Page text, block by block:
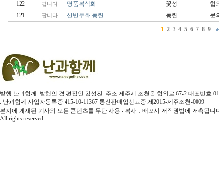
122
팝니다 명품복색화 꽃성
협
121
팝니다 산반두화 동련 동련 문
1 2 3 4 5 6 7 8 9
발행 난과함께. 발행인 겸 편집인:김성진. 주소:제주시 조천읍 함와로 67-2 대표번호
: 난과함께 사업자등록증 415-10-11367 통신판매업신고증:제2015-제주조천-0009
본지에 게재된 기사의 모든 콘텐츠를 무단 사용 ‧ 복사 ․ 배포시 저작권법에 저촉됩
All rights reserved.